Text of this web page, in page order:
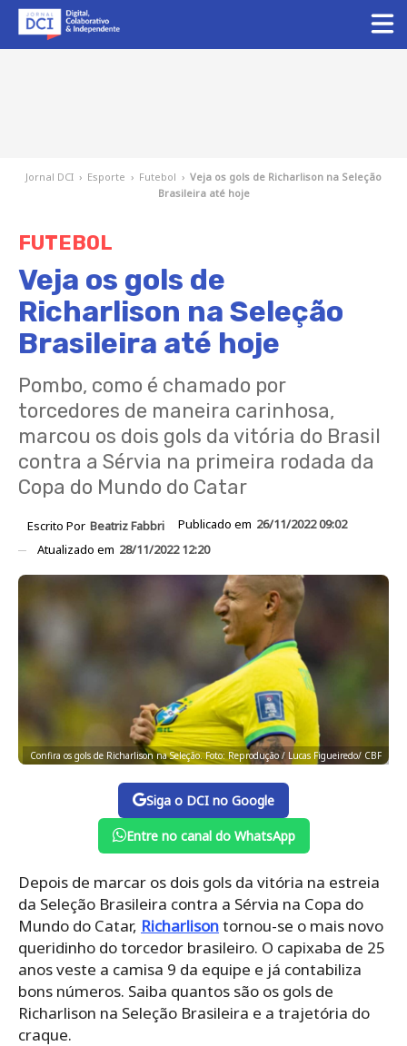
Jornal DCI › Esporte › Futebol › Veja os gols de Richarlison na Seleção
Brasileira até hoje
FUTEBOL
Veja os gols de
Richarlison na Seleção
Brasileira até hoje
Pombo, como é chamado por
torcedores de maneira carinhosa,
marcou os dois gols da vitória do Brasil
contra a Sérvia na primeira rodada da
Copa do Mundo do Catar
Escrito Por Beatriz Fabbri Publicado em 26/11/2022 09:02
Atualizado em 28/11/2022 12:20
Confira os gols de Richarlison na Seleção. Foto: Reprodução / Lucas Figueiredo/ CBF
Siga o DCI no Google
Entre no canal do WhatsApp
Depois de marcar os dois gols da vitória na estreia
da Seleção Brasileira contra a Sérvia na Copa do
Mundo do Catar, Richarlisontornou-se o mais novo
queridinho do torcedor brasileiro. O capixaba de 25
anos veste a camisa 9 da equipe e já contabiliza
bons números. Saiba quantos são os gols de
Richarlison na Seleção Brasileira e a trajetória do
craque.